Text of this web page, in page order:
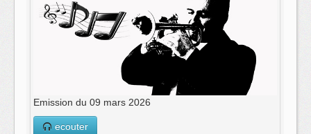
Emission du 09 mars 2026
ecouter